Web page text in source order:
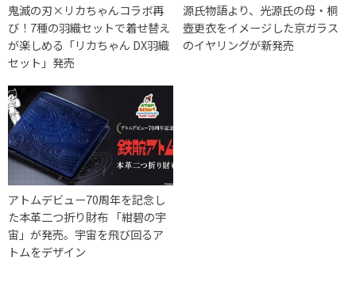
鬼滅の刃×リカちゃんコラボ再
び！7種の羽織セットで着せ替え
が楽しめる「リカちゃん DX羽織
セット」発売
源氏物語より、光源氏の母・桐
壺更衣をイメージした京ガラス
のイヤリングが新発売
アトムデビュー70周年を記念し
た本革二つ折り財布 「紺碧の宇
宙」が発売。宇宙を飛び回るア
トムをデザイン